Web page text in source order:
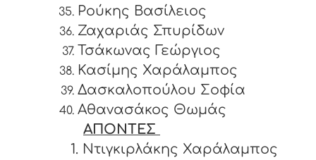
Ρούκης Βασίλειος
Ζαχαριάς Σπυρίδων
Τσάκωνας Γεώργιος
Κασίμης Χαράλαμπος
Δασκαλοπούλου Σοφία
Αθανασάκος Θωμάς
ΑΠΟΝΤΕΣ
1. Ντιγκιρλάκης Χαράλαμπος